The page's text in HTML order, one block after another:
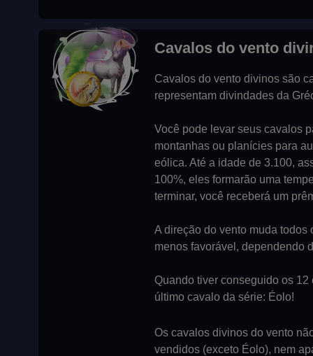
Cavalos do vento
Cavalos do vento divinos são
representam divindades da
Você pode levar seus cavalos
montanhas ou planícies para
eólica. Até a idade de 3.100,
100%, eles formarão uma
terminar, você receberá um
A direção do vento muda
menos favorável, dependendo
Quando tiver conseguido os
último cavalo da série: Éolo!
Os cavalos divinos do vento
vendidos (exceto Éolo), nem